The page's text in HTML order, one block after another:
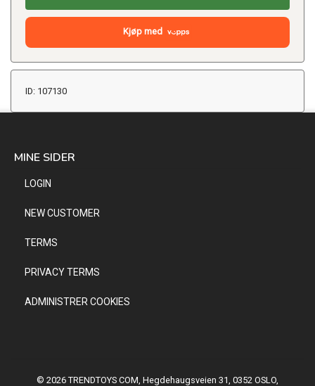
Kjøp med
ID: 107130
MINE SIDER
LOGIN
NEW CUSTOMER
TERMS
PRIVACY TERMS
ADMINISTRER COOKIES
© 2026 TRENDTOYS COM, Hegdehaugsveien 31, 0352 OSLO,